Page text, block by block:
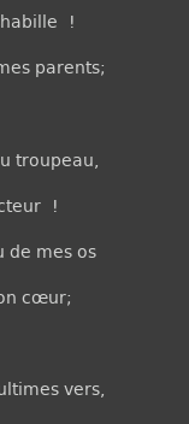
!
parents;
troupeau,
!
de mes os
cœur;
vers,